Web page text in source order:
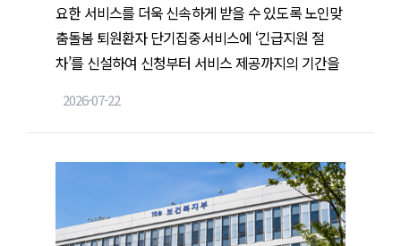
요한 서비스를 더욱 신속하게 받을 수 있도록 노인맞
춤돌봄 퇴원환자 단기집중서비스에 ‘긴급지원 절
차’를 신설하여 신청부터 서비스 제공까지의 기간을
안정적인 지역사회 복귀를 지원할 계획이다.
2026-07-22